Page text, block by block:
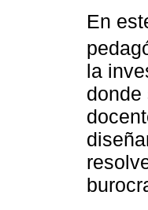
En
la
donde